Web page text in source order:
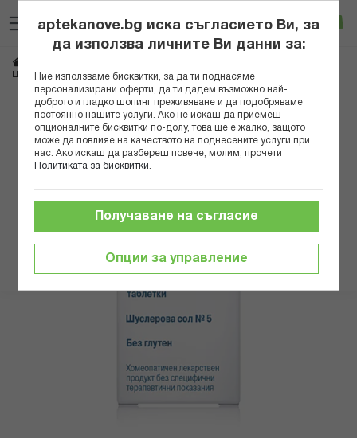
към
съдържанието
Вход
ШУСЛЕРОВА СОЛ N 5 КАЛИУМ ФОСФОРИКУМ Х 420
Преминете
края
aptekanove.bg иска съгласието Ви, за
да използва личните Ви данни за:
Ние използваме бисквитки, за да ти поднасяме
персонализирани оферти, да ти дадем възможно най-
доброто и гладко шопинг преживяване и да подобряваме
постоянно нашите услуги. Ако не искаш да приемеш
опционалните бисквитки по-долу, това ще е жалко, защото
може да повлияе на качеството на поднесените услуги при
нас. Ако искаш да разбереш повече, молим, прочети
Политиката за бисквитки
Опции за управление
Получаване на съгласие